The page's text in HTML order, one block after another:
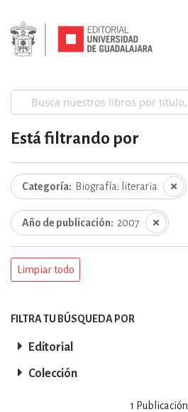
1 Publicación
Está filtrando por
Categoría Biografía: literaria
Año de publicación 2007
Limpiar todo
FILTRA TU BÚSQUEDA POR
Editorial
Colección